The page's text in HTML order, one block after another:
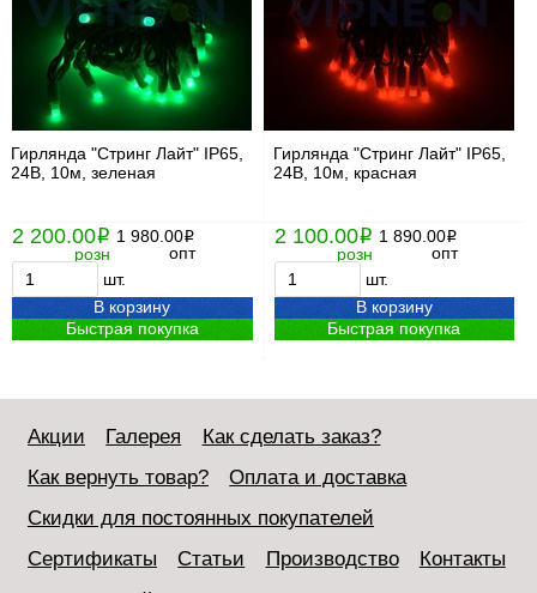
Гирлянда "Стринг Лайт" IP65,
24В, 10м, зеленая
2 200.00i
розн
1 980.00i
опт
шт.
В корзину
Быстрая покупка
Гирлянда "Стринг Лайт" IP65,
24В, 10м, красная
2 100.00i
розн
1 890.00i
опт
шт.
В корзину
Быстрая покупка
Акции Галерея
Как сделать заказ?
Как вернуть товар?
Оплата и доставка
Скидки для постоянных покупателей
Сертификаты
Статьи Производство
Контакты